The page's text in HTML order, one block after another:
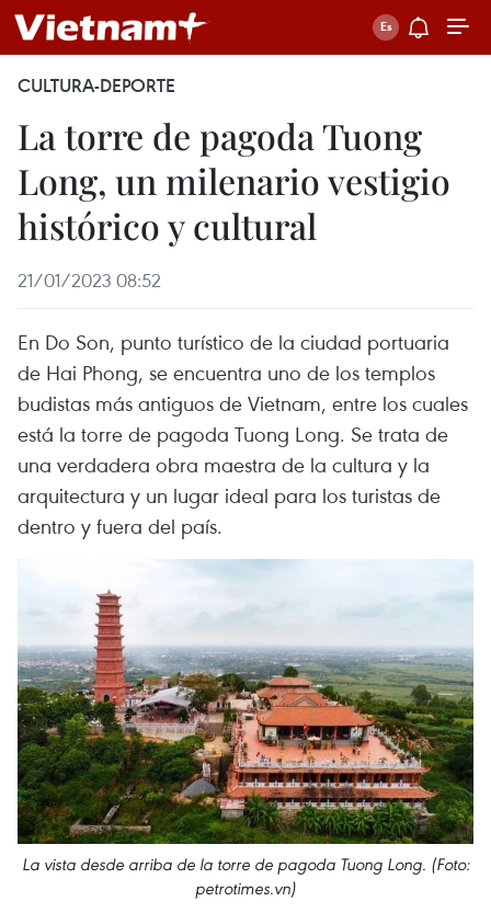
CULTURA-DEPORTE
La torre de pagoda Tuong
Long, un milenario vestigio
histórico y cultural
21/01/2023 08:52
En Do Son, punto turístico de la ciudad portuaria
de Hai Phong, se encuentra uno de los templos
budistas más antiguos de Vietnam, entre los cuales
está la torre de pagoda Tuong Long. Se trata de
una verdadera obra maestra de la cultura y la
arquitectura y un lugar ideal para los turistas de
dentro y fuera del país.
La vista desde arriba de la torre de pagoda Tuong Long. (Foto:
petrotimes.vn)